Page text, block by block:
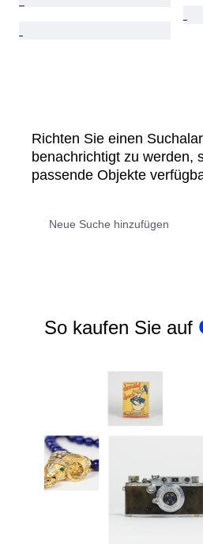
Richten Sie einen
benachrichtigt zu werden,
passende Objekte
So kaufen Sie auf